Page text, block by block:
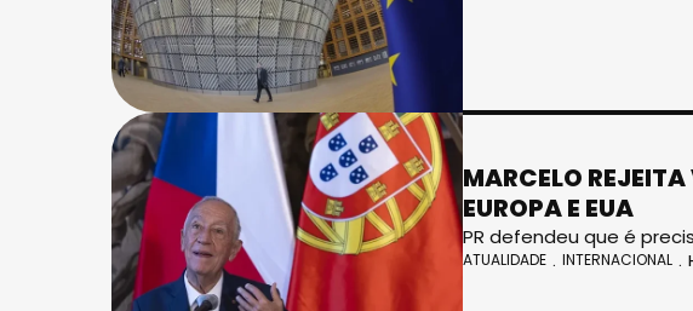
MARCELO
EUROPA E EUA
PR defendeu que é
ATUALIDADE INTERNACIONAL